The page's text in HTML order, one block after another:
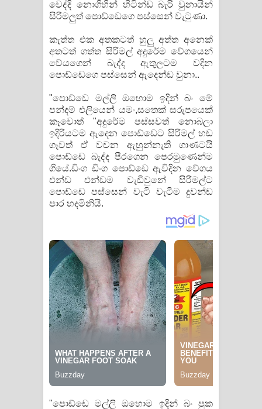
වෙද්දි නොගිහින් හිටින්ඩ බැරි වුනායින්
සිරිමලුත් පොඩ්ඩෙගෙ පස්සෙන් වැටුණා.
කැත්ත එක අතකටත් හුලු අත්ත අනෙක්
අතටත් ගත්ත සිරිමල් අදුරේම වේගයෙන්
වේයගෙන් බැද්ද ඇතුලටම වදින
පොඩ්ඩෙගෙ පස්සෙන් ඇදෙන්ඩ වුනා..
"පොඩ්ඩෙ මල්ලි ඔහොම ඉදින් බං මේ
පන්දම් එලියෙන් යමං,සතෙක් සරුපයෙක්
කෑවොත් "අදුරේම පස්සවත් නොබලා
ඉදිරියටම ඇදෙන පොඩ්ඩෙට සිරිමල් හඬ
ගෑවත් ඒ වචන ඇහුන්නැති ගාණටයි
පොඩ්ඩෙ බැද්ද පීරගෙන පෙරමුණෙන්ම
ගියේ.ඩිංග ඩිංග පොඩ්ඩෙ ඇවිදින වේගය
එන්ඩ එන්ඩම වැඩිවුනේ සිරිමල්ට
පොඩ්ඩෙ පස්සෙන් වැටි වැටීම දුවන්ඩ
පාර හදමිනියි.
"පොඩ්ඩෙ මල්ලි ඔහොම ඉදින් බං පුක